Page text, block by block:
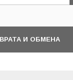
И ОБМЕНА